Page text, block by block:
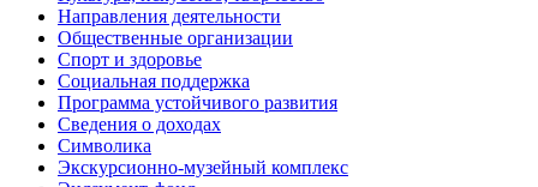
Направления деятельности
Общественные организации
Спорт и здоровье
Социальная поддержка
Программа устойчивого развития
Сведения о доходах
Символика
Экскурсионно-музейный комплекс